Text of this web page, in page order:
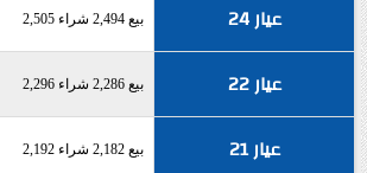
عيار 24
بيع 2,494 شراء 2,505
عيار 22 بيع 2,286 شراء 2,296
عيار 21 بيع 2,182 شراء 2,192